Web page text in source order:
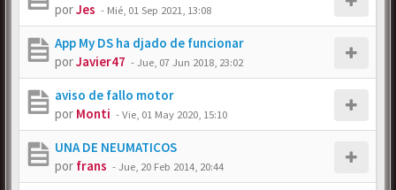
porJes - Mié, 01 Sep 2021, 13:08
App My DS ha djado de funcionar
porJavier47 -Jue, 07 Jun 2018, 23:02
aviso de fallo motor
por Monti -Vie, 01 May 2020, 15:10
UNA DE NEUMATICOS
por frans -Jue, 20 Feb 2014, 20:44